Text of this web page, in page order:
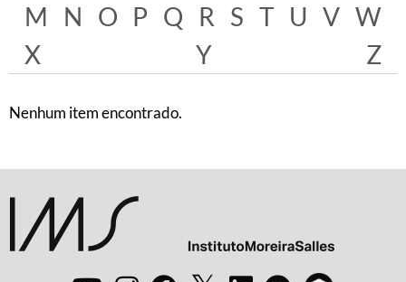
M
N O P Q R S T U V W
X
Y Z
Nenhum item encontrado.